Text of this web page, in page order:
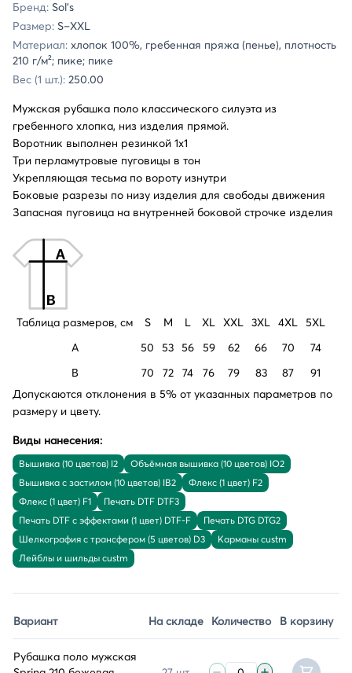
Бренд: Sol's
Размер: S–XXL
Материал: хлопок 100%, гребенная пряжа (пенье), плотность
210 г/м²; пике; пике
Вес (1 шт.): 250.00
Мужская рубашка поло классического силуэта из
гребенного хлопка, низ изделия прямой.
Воротник выполнен резинкой 1x1
Три перламутровые пуговицы в тон
Укрепляющая тесьма по вороту изнутри
Боковые разрезы по низу изделия для свободы движения
Запасная пуговица на внутренней боковой строчке изделия
Таблица размеров, см S M L XL XXL 3XL 4XL 5XL
A
50 53 56 59 62 66 70
74
B
70 72 74 76 79 83 87
91
Допускаются отклонения в 5% от указанных параметров по
размеру и цвету.
Виды нанесения:
Вышивка (10 цветов) I2
Объёмная вышивка (10 цветов) IO2
Вышивка с застилом (10 цветов) IB2
Флекс (1 цвет) F2
Флекс (1 цвет) F1
Печать DTF DTF3
Печать DTF с эффектами (1 цвет) DTF-F
Печать DTG DTG2
Шелкография с трансфером (5 цветов) D3
Карманы custm
Лейблы и шильды custm
Вариант На складе Количество В корзину
Рубашка поло мужская